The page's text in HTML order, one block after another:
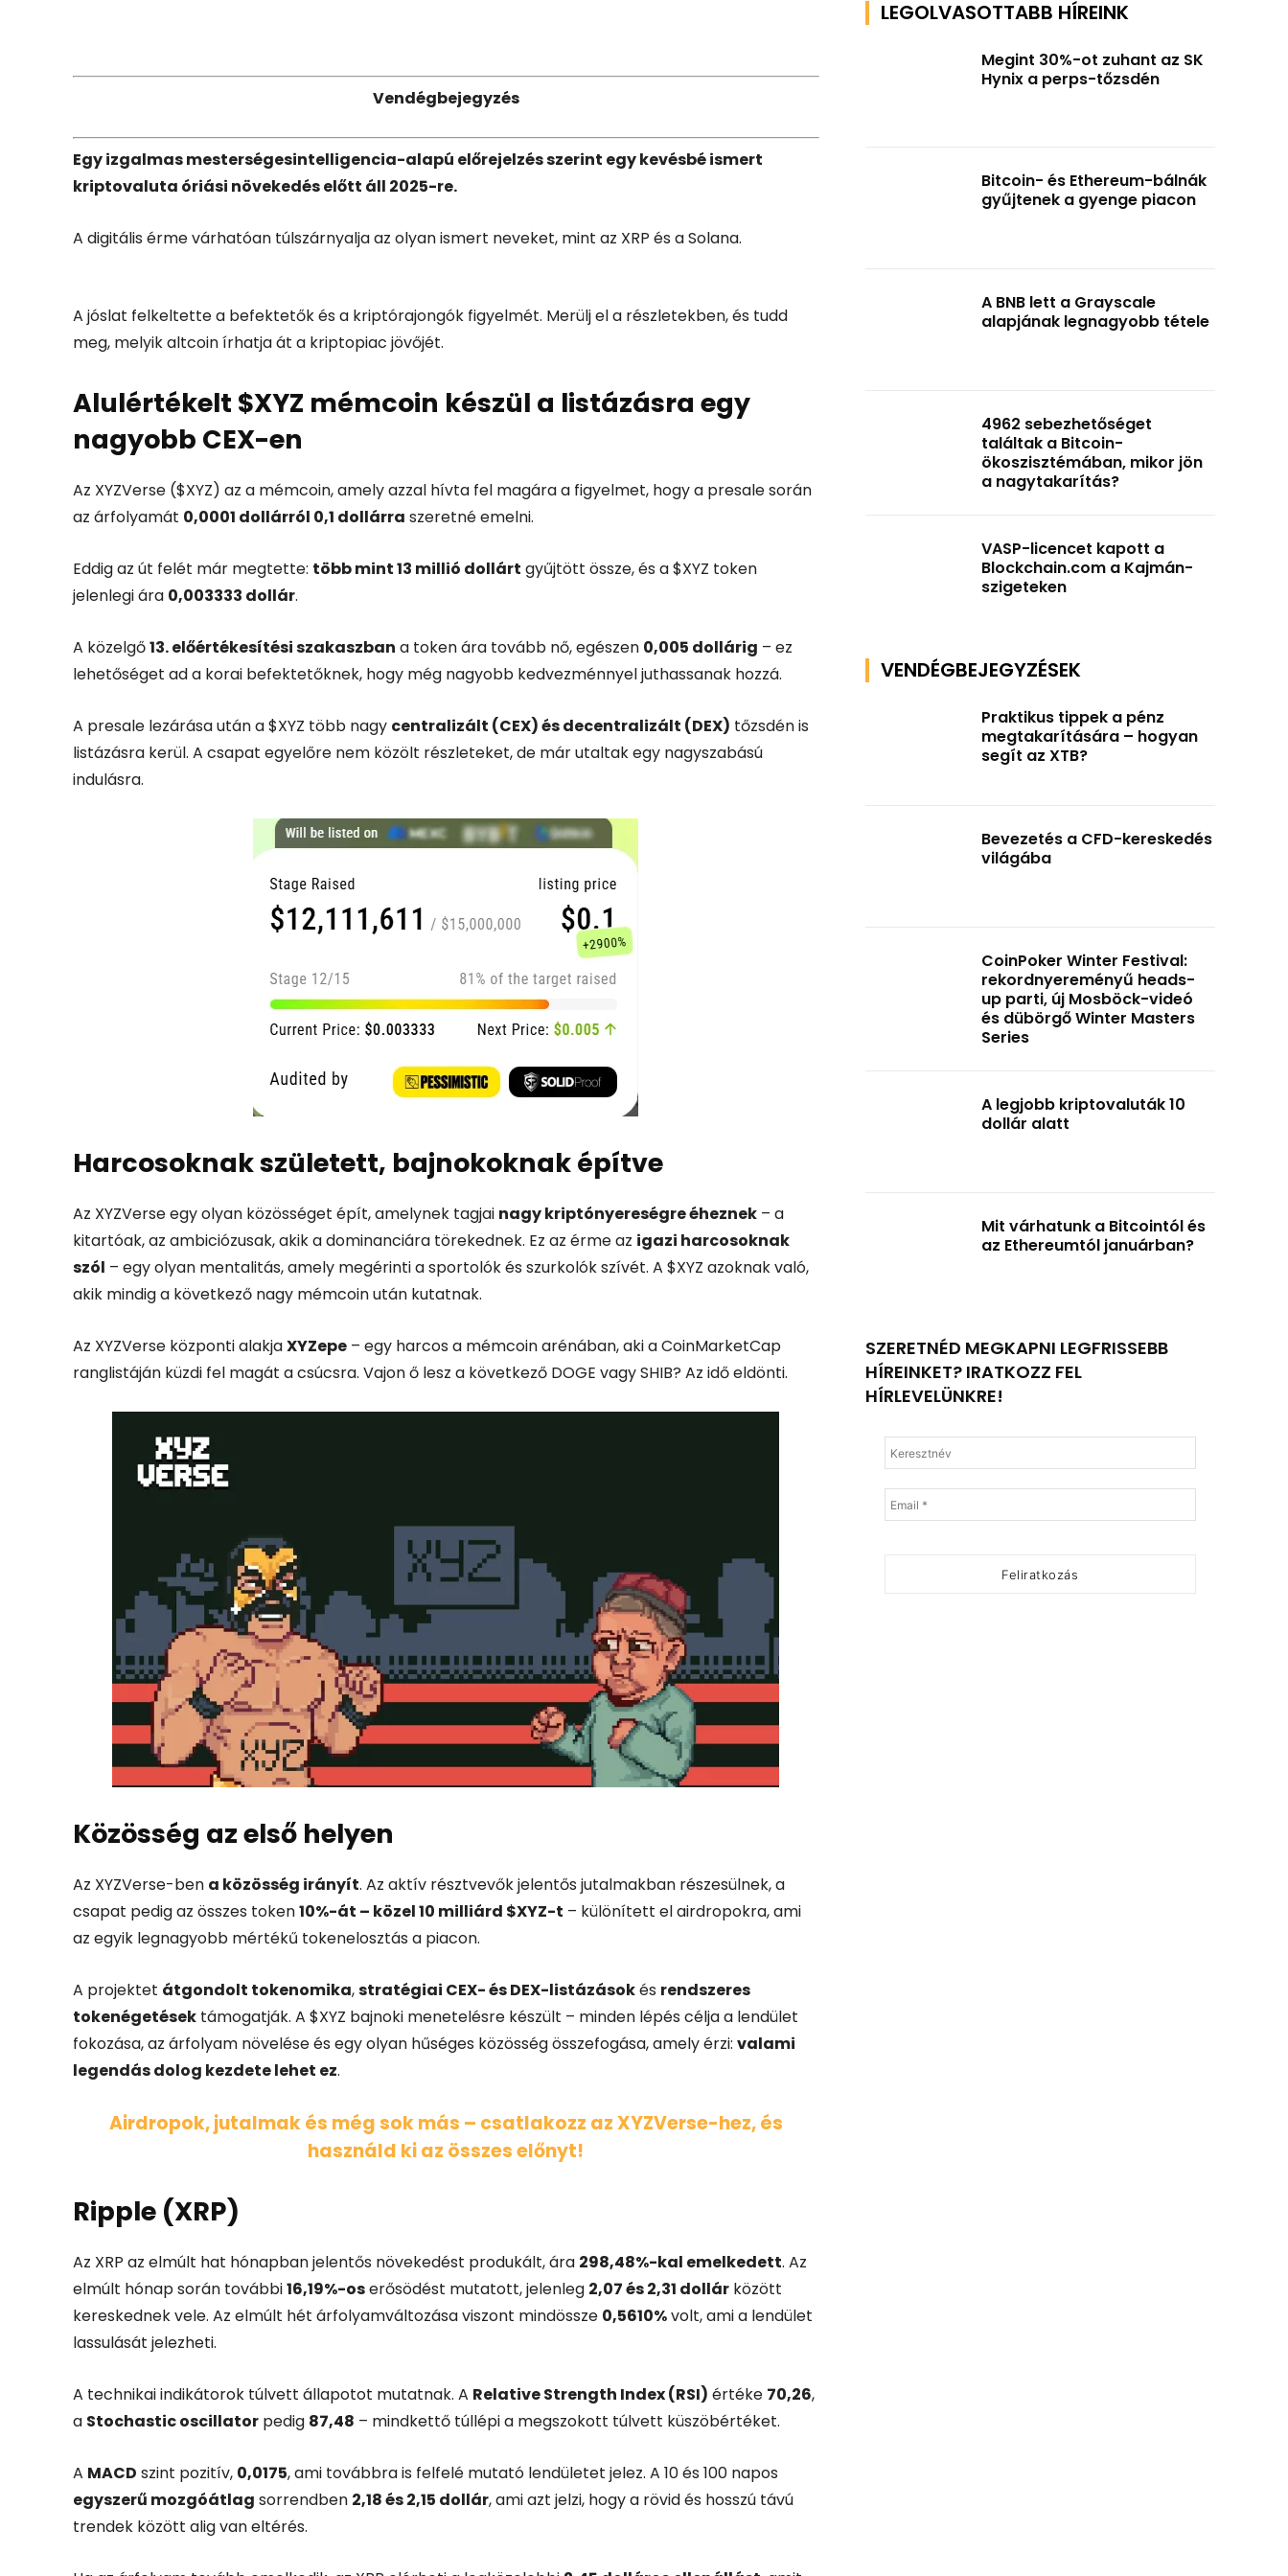
Vendégbejegyzés
Egyizgalmasmesterségesintelligencia-alapú előrejelzésszerint egykevésbéismert
kriptovaluta óriási növekedéselőtt áll 2025-re.
A digitális érmevárhatóan túlszárnyaljaaz olyanismert neveket, mint az XRP és aSolana.
A jóslat felkeltettea befektetőkés a kriptórajongók figyelmét. Merüljela részletekben,és tudd
meg, melyikaltcoinírhatjaát a kriptopiac jövőjét.
Alulértékelt $XYZ mémcoin készül a listázásra egy
nagyobb CEX-en
Az XYZVerse ($XYZ) az a mémcoin,amelyazzal hívta fel magáraa figyelmet, hogya presalesorán
az árfolyamát 0,0001 dollárról 0,1 dollárra szeretnéemelni.
Eddigaz út felét már megtette: többmint13 millió dollárt gyűjtött össze,és a $XYZ token
jelenlegiára 0,003333 dollár.
A közelgő13.előértékesítésiszakaszban a tokenára tovább nő,egészen 0,005 dollárig – ez
lehetőséget ada korai befektetőknek, hogy még nagyobb kedvezménnyeljuthassanak hozzá.
A presale lezárásautána $XYZ több nagy centralizált (CEX)ésdecentralizált (DEX) tőzsdénis
listázásra kerül. A csapat egyelőre nem közölt részleteket,de márutaltakegy nagyszabású
indulásra.
Harcosoknakszületett, bajnokoknaképítve
Az XYZVerseegyolyan közösséget épít,amelynek tagjai nagykriptónyereségreéheznek – a
kitartóak,az ambiciózusak,akikadominanciára törekednek. Ez az érmeaz igazi harcosoknak
szól – egyolyan mentalitás,amely megérintiasportolókés szurkolókszívét. A $XYZ azoknakvaló,
akik mindiga következő nagy mémcoinután kutatnak.
Az XYZVerse központialakjaXYZepe – egy harcos a mémcoinarénában,akiaCoinMarketCap
ranglistáján küzdi fel magát acsúcsra. Vajonő lesz a következő DOGE vagySHIB? Az időeldönti.
Közösség azelső helyen
Az XYZVerse-ben a közösség irányít. Az aktív résztvevőkjelentős jutalmakban részesülnek,a
csapat pedigaz összes token10%-át – közel10 milliárd $XYZ-t – különített elairdropokra,ami
az egyik legnagyobb mértékű tokenelosztás a piacon.
A projektet átgondolt tokenomika,stratégiai CEX-ésDEX-listázásokés rendszeres
tokenégetések támogatják. A $XYZ bajnoki menetelésre készült – minden lépés céljaa lendület
fokozása,az árfolyam növeléseés egyolyan hűséges közösségösszefogása,amelyérzi: valami
legendásdolog kezdetelehet ez.
Airdropok,jutalmakés mégsokmás – csatlakozz azXYZVerse-hez,és
használd kiaz összeselőnyt!
Ripple (XRP)
Az XRP az elmúlt hat hónapbanjelentős növekedést produkált,ára 298,48%-kal emelkedett. Az
elmúlt hónapsorán további16,19%-oserősödést mutatott,jelenleg 2,07és2,31 dollár között
kereskednekvele. Az elmúlt hét árfolyamváltozásaviszont mindössze 0,5610%volt,amia lendület
lassulását jelezheti.
A technikaiindikátorok túlvett állapotot mutatnak. A RelativeStrength Index (RSI) értéke 70,26,
a Stochasticoscillator pedig 87,48 – mindkettő túllépia megszokott túlvett küszöbértéket.
A MACD szint pozitív, 0,0175,ami továbbrais felfelé mutató lendületet jelez. A 10és 100 napos
egyszerű mozgóátlag sorrendben 2,18és2,15 dollár,amiazt jelzi, hogya rövidés hosszú távú
trendek között aligvaneltérés.
LEGOLVASOTTABB HÍREINK
Megint 30%-ot zuhant az SK
Hynix a perps-tőzsdén
Bitcoin- és Ethereum-bálnák
gyűjtenek a gyenge piacon
A BNB lett a Grayscale
alapjának legnagyobb tétele
4962 sebezhetőséget
találtak a Bitcoin-
ökoszisztémában, mikor jön
a nagytakarítás?
VASP-licencet kapott a
Blockchain.com a Kajmán-
szigeteken
VENDÉGBEJEGYZÉSEK
Praktikus tippek a pénz
megtakarítására – hogyan
segít az XTB?
Bevezetés a CFD-kereskedés
világába
CoinPoker Winter Festival:
rekordnyereményű heads-
up parti, új Mosböck-videó
és dübörgő Winter Masters
Series
A legjobb kriptovaluták 10
dollár alatt
Mit várhatunk a Bitcointól és
az Ethereumtól januárban?
SZERETNÉD MEGKAPNI LEGFRISSEBB
HÍREINKET? IRATKOZZ FEL
HÍRLEVELÜNKRE!